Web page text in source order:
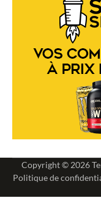
Copyright © 2026
Politique de